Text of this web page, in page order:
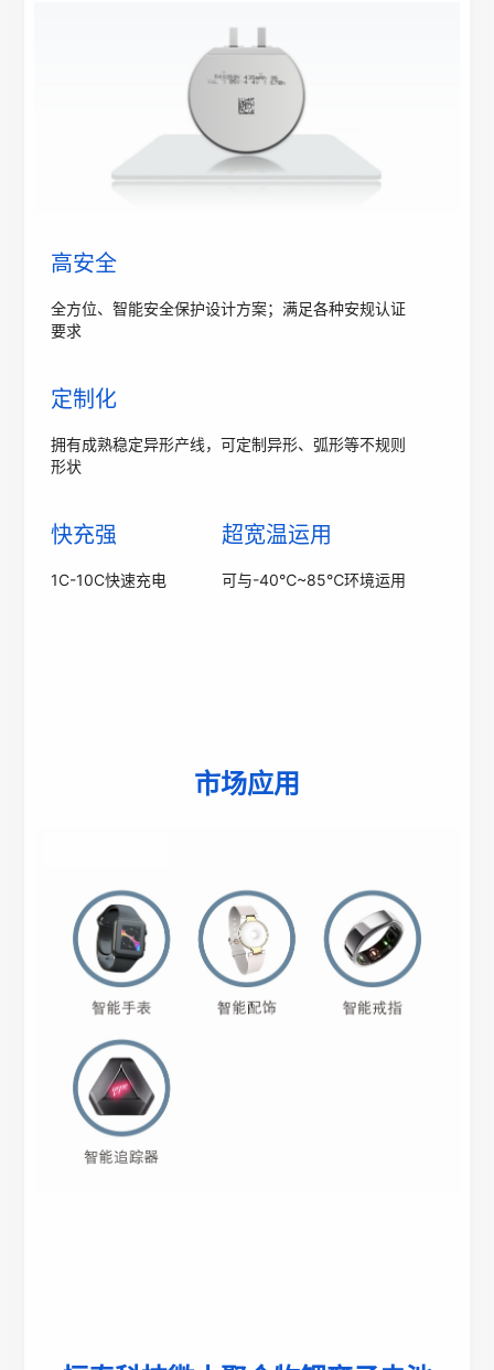
高安全
全方位、智能安全保护设计方案；满足各种安规认证
要求
定制化
拥有成熟稳定异形产线，可定制异形、弧形等不规则
形状
快充强
1C-10C快速充电
超宽温运用
可与-40℃~85℃环境运用
市场应用